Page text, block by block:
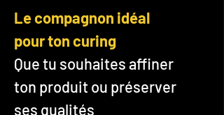
Le compagnon idéal
pour ton curing
Que tu souhaites affiner
ton produit ou préserver
ses qualités